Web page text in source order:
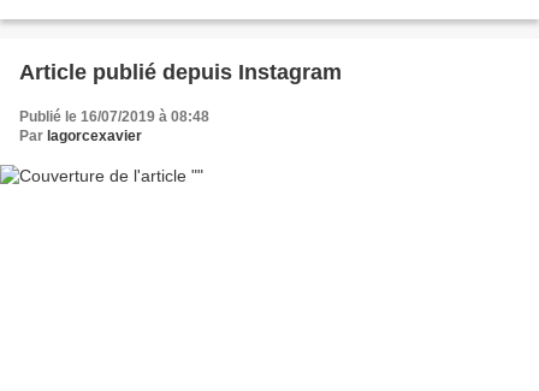
Article publié depuis Instagram
Publié le 16/07/2019 à 08:48
Par lagorcexavier